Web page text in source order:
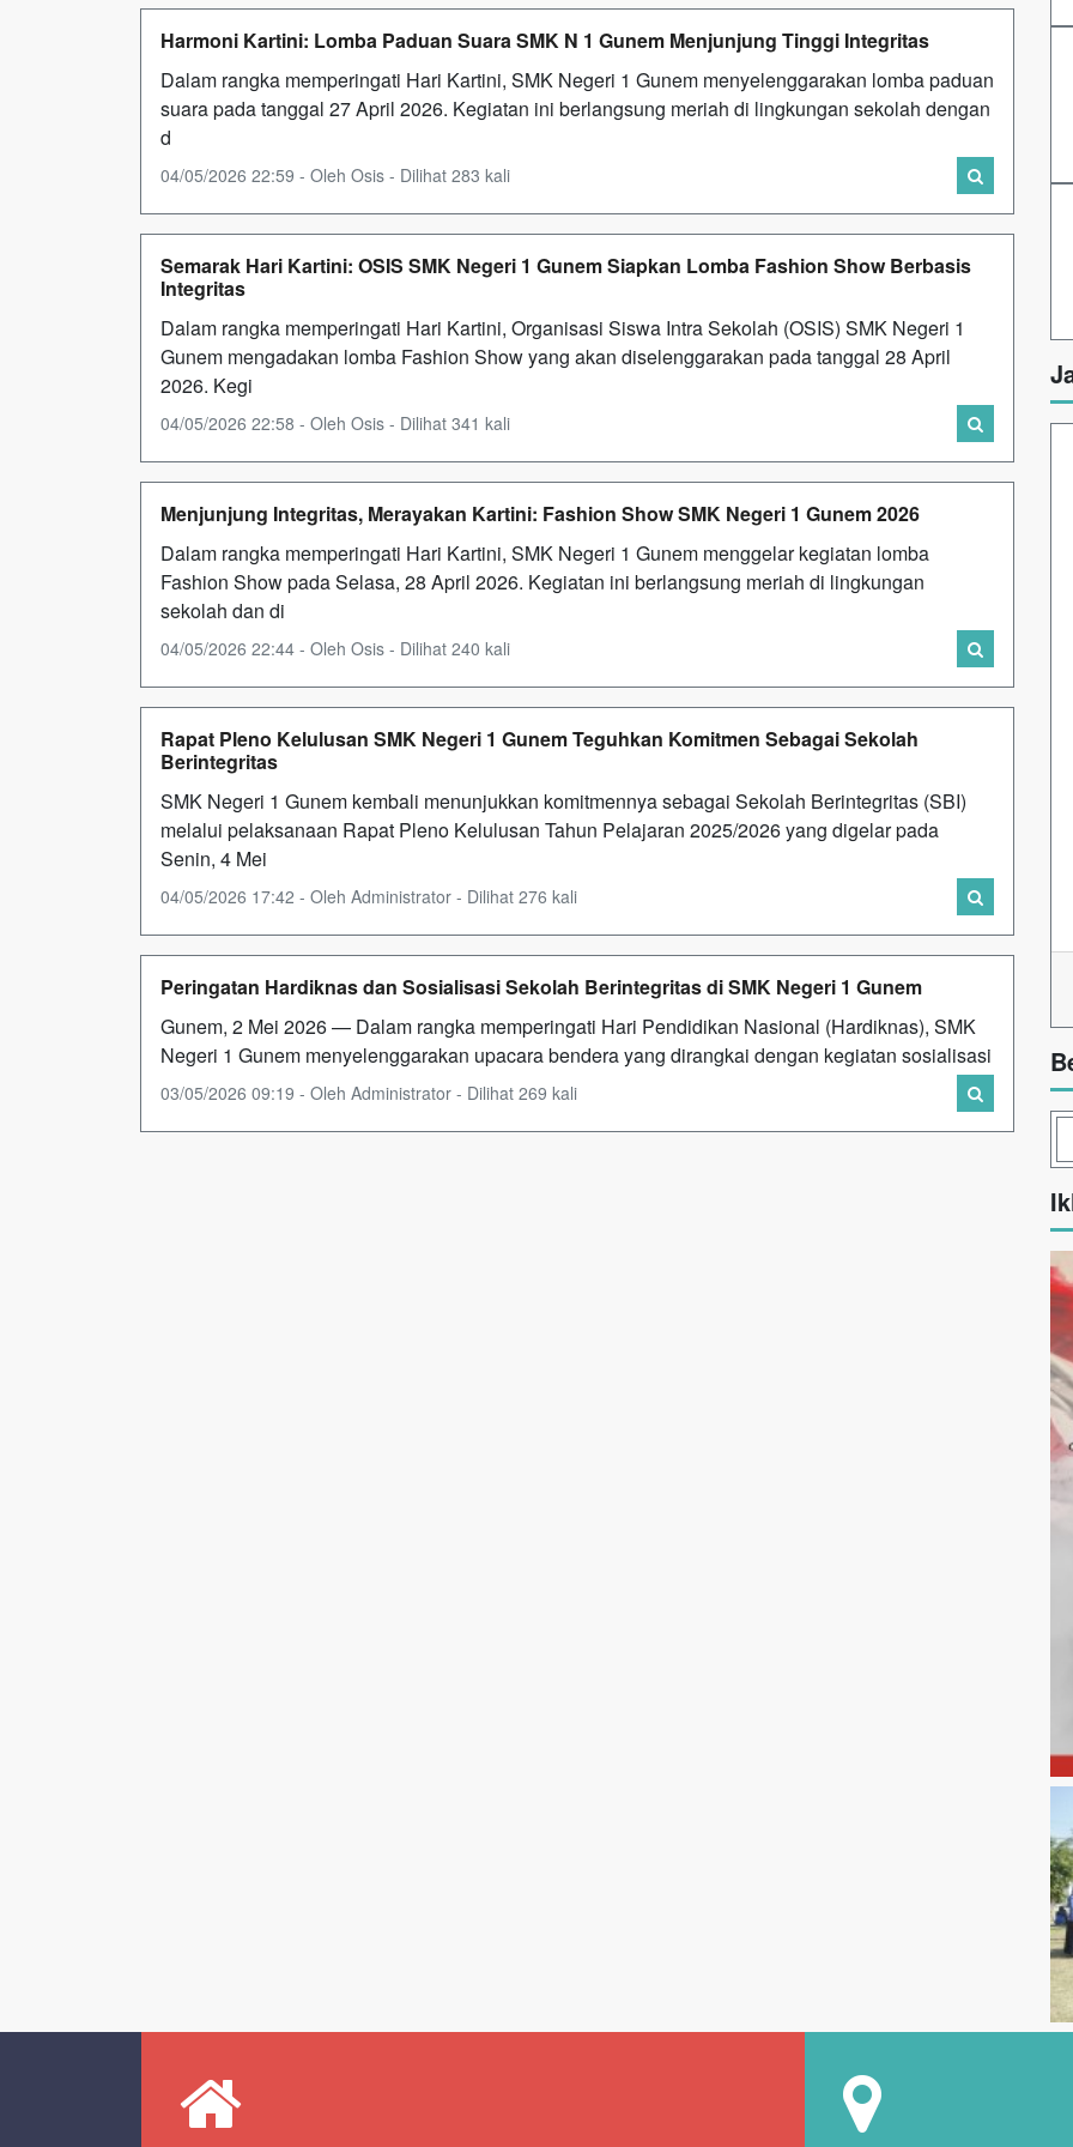
Harmoni Kartini: Lomba Paduan Suara SMK N 1 Gunem Menjunjung Tinggi Integritas
Dalam rangka memperingati Hari Kartini, SMK Negeri 1 Gunem menyelenggarakan lomba paduan
suara pada tanggal 27 April 2026. Kegiatan ini berlangsung meriah di lingkungan sekolah dengan
d
04/05/2026 22:59 - Oleh Osis - Dilihat 283 kali
Semarak Hari Kartini: OSIS SMK Negeri 1 Gunem Siapkan Lomba Fashion Show Berbasis
Integritas
Dalam rangka memperingati Hari Kartini, Organisasi Siswa Intra Sekolah (OSIS) SMK Negeri 1
Gunem mengadakan lomba Fashion Show yang akan diselenggarakan pada tanggal 28 April
2026. Kegi
04/05/2026 22:58 - Oleh Osis - Dilihat 341 kali
Menjunjung Integritas, Merayakan Kartini: Fashion Show SMK Negeri 1 Gunem 2026
Dalam rangka memperingati Hari Kartini, SMK Negeri 1 Gunem menggelar kegiatan lomba
Fashion Show pada Selasa, 28 April 2026. Kegiatan ini berlangsung meriah di lingkungan
sekolah dan di
04/05/2026 22:44 - Oleh Osis - Dilihat 240 kali
Rapat Pleno Kelulusan SMK Negeri 1 Gunem Teguhkan Komitmen Sebagai Sekolah
Berintegritas
SMK Negeri 1 Gunem kembali menunjukkan komitmennya sebagai Sekolah Berintegritas (SBI)
melalui pelaksanaan Rapat Pleno Kelulusan Tahun Pelajaran 2025/2026 yang digelar pada
Senin, 4 Mei
04/05/2026 17:42 - Oleh Administrator - Dilihat 276 kali
Peringatan Hardiknas dan Sosialisasi Sekolah Berintegritas di SMK Negeri 1 Gunem
Gunem, 2 Mei 2026 — Dalam rangka memperingati Hari Pendidikan Nasional (Hardiknas), SMK
Negeri 1 Gunem menyelenggarakan upacara bendera yang dirangkai dengan kegiatan sosialisasi
03/05/2026 09:19 - Oleh Administrator - Dilihat 269 kali